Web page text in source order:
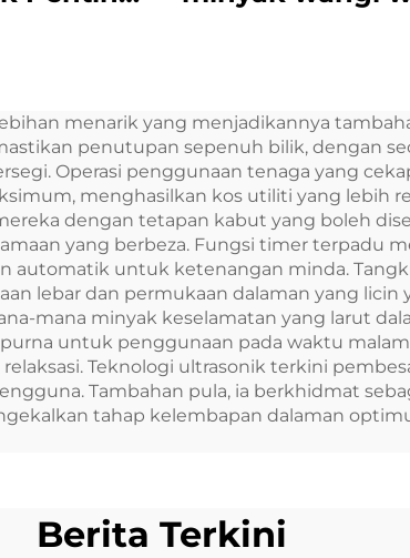
pengembang
menarik yang menjadikannya
penutupan sepenuh bilik, dengan
Operasi penggunaan tenaga yang
menghasilkan kos utiliti yang lebih
dengan tetapan kabut yang boleh
yang berbeza. Fungsi timer terpadu
automatik untuk ketenangan minda.
lebar dan permukaan dalaman yang
mana minyak keselamatan yang larut
untuk penggunaan pada waktu
Teknologi ultrasonik terkini
Tambahan pula, ia berkhidmat
tahap kelembapan dalaman
Berita Terkini